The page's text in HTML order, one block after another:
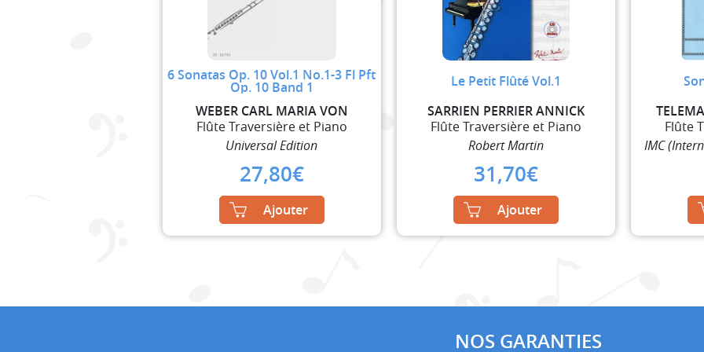
6 Sonatas Op. 10 Vol.1 No.1-3 Fl Pft
Op. 10 Band 1
WEBER CARL MARIA VON
Flûte Traversière et Piano
Universal Edition
27,80€
Ajouter
Le Petit Flûté Vol.1
SARRIEN PERRIER ANNICK
Flûte Traversière et Piano
Robert Martin
31,70€
Ajouter
Flûte
IMC
NOS GARANTIES